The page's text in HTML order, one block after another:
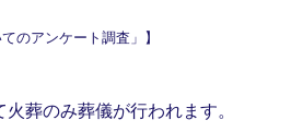
のアンケート調査」】
葬のみ葬儀が行われます。